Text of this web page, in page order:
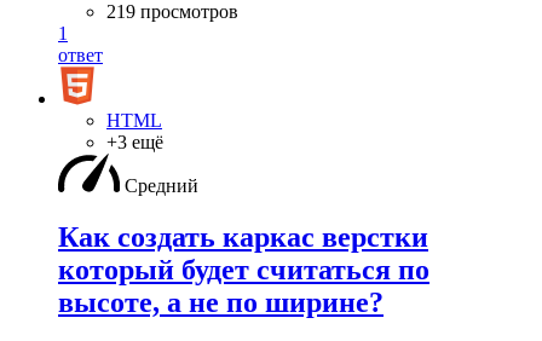
219 просмотров
1
ответ
HTML
+3 ещё
Средний
Как создать каркас верстки
который будет считаться по
высоте, а не по ширине?